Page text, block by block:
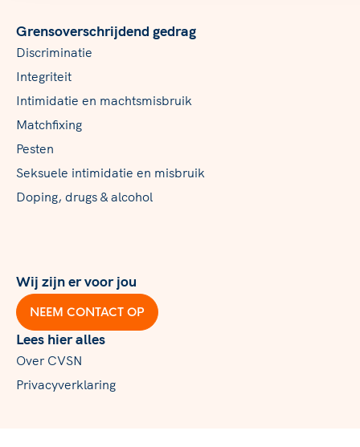
Grensoverschrijdend gedrag
Discriminatie
Integriteit
Intimidatie en machtsmisbruik
Matchfixing
Pesten
Seksuele intimidatie en misbruik
Doping, drugs & alcohol
Wij zijn er voor jou
NEEM CONTACT OP
Lees hier alles
Over CVSN
Privacyverklaring